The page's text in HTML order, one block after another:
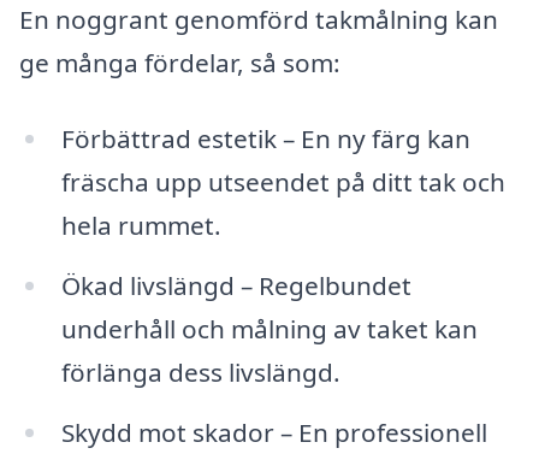
En noggrant genomförd takmålning kan
ge många fördelar, så som:
Förbättrad estetik – En ny färg kan
fräscha upp utseendet på ditt tak och
hela rummet.
Ökad livslängd – Regelbundet
underhåll och målning av taket kan
förlänga dess livslängd.
Skydd mot skador – En professionell